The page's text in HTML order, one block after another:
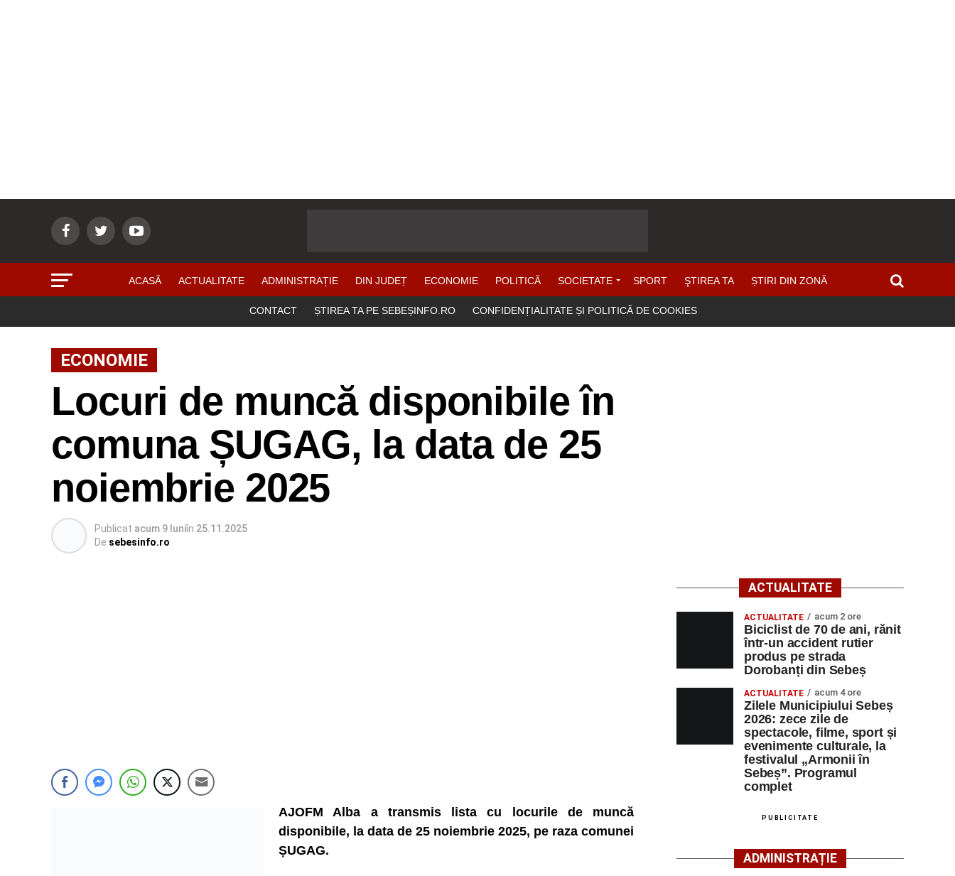
ACASĂ ACTUALITATE ADMINISTRAȚIE DIN JUDEȚ ECONOMIE POLITICĂ SOCIETATE SPORT ŞTIREA TA ȘTIRI DIN ZONĂ
CONTACT ȘTIREA TA PE SEBEȘINFO.RO CONFIDENȚIALITATE ȘI POLITICĂ DE COOKIES
ECONOMIE
Locuri de muncă disponibile în
comuna ȘUGAG, la data de 25
noiembrie 2025
Publicat acum 9 luniîn 25.11.2025
De sebesinfo.ro
AJOFM Alba a transmis lista cu locurile de muncă
disponibile, la data de 25 noiembrie 2025, pe raza comunei
ȘUGAG.
ACTUALITATE
ACTUALITATE acum 2 ore
Biciclist de 70 de ani, rănit
într-un accident rutier
produs pe strada
Dorobanți din Sebeș
ACTUALITATE acum 4 ore
Zilele Municipiului Sebeș
2026: zece zile de
spectacole, filme, sport și
evenimente culturale, la
festivalul „Armonii în
Sebeș”. Programul
complet
PUBLICITATE
ADMINISTRAȚIE